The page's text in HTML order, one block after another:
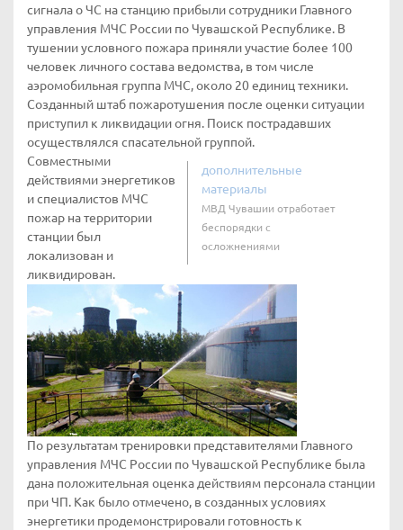
сигнала о ЧС на станцию прибыли сотрудники Главного
управления МЧС России по Чувашской Республике. В
тушении условного пожара приняли участие более 100
человек личного состава ведомства, в том числе
аэромобильная группа МЧС, около 20 единиц техники.
Созданный штаб пожаротушения после оценки ситуации
приступил к ликвидации огня. Поиск пострадавших
осуществлялся спасательной группой.
дополнительные
материалы
МВД Чувашии отработает
беспорядки с
осложнениями
Совместными
действиями энергетиков
и специалистов МЧС
пожар на территории
станции был
локализован и
ликвидирован.
По результатам тренировки представителями Главного
управления МЧС России по Чувашской Республике была
дана положительная оценка действиям персонала станции
при ЧП. Как было отмечено, в созданных условиях
энергетики продемонстрировали готовность к